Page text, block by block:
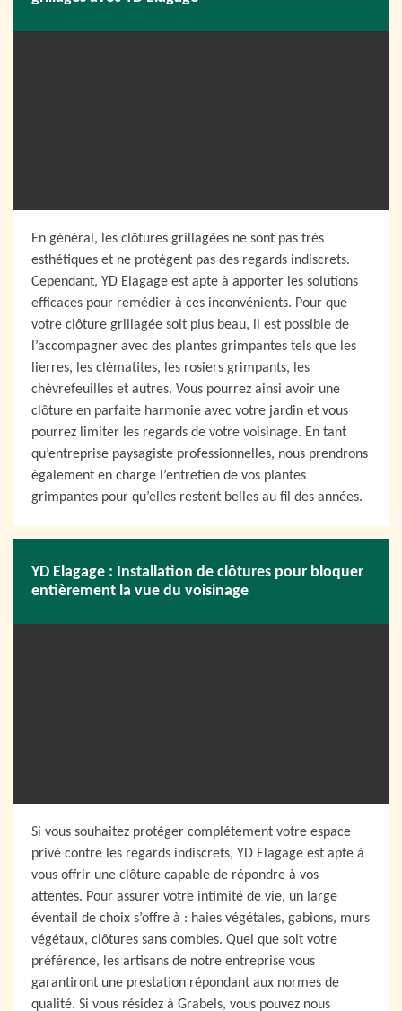
En général, les clôtures grillagées ne sont pas très
esthétiques et ne protègent pas des regards indiscrets.
Cependant, YD Elagage est apte à apporter les solutions
efficaces pour remédier à ces inconvénients. Pour que
votre clôture grillagée soit plus beau, il est possible de
l’accompagner avec des plantes grimpantes tels que les
lierres, les clématites, les rosiers grimpants, les
chèvrefeuilles et autres. Vous pourrez ainsi avoir une
clôture en parfaite harmonie avec votre jardin et vous
pourrez limiter les regards de votre voisinage. En tant
qu’entreprise paysagiste professionnelles, nous prendrons
également en charge l’entretien de vos plantes
grimpantes pour qu’elles restent belles au fil des années.
YD Elagage : Installation de clôtures pour bloquer
entièrement la vue du voisinage
Si vous souhaitez protéger complétement votre espace
privé contre les regards indiscrets, YD Elagage est apte à
vous offrir une clôture capable de répondre à vos
attentes. Pour assurer votre intimité de vie, un large
éventail de choix s’offre à : haies végétales, gabions, murs
végétaux, clôtures sans combles. Quel que soit votre
préférence, les artisans de notre entreprise vous
garantiront une prestation répondant aux normes de
qualité. Si vous résidez à Grabels, vous pouvez nous